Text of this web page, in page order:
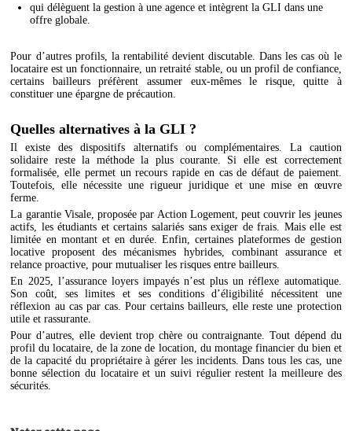
qui délèguent la gestion à une agence et intègrent la GLI dans une
offre globale.
Pour d’autres profils, la rentabilité devient discutable. Dans les cas où le
locataire est un fonctionnaire, un retraité stable, ou un profil de confiance,
certains bailleurs préfèrent assumer eux-mêmes le risque, quitte à
constituer une épargne de précaution.
Quelles alternatives à la GLI ?
Il existe des dispositifs alternatifs ou complémentaires. La caution
solidaire reste la méthode la plus courante. Si elle est correctement
formalisée, elle permet un recours rapide en cas de défaut de paiement.
Toutefois, elle nécessite une rigueur juridique et une mise en œuvre
ferme.
La garantie Visale, proposée par Action Logement, peut couvrir les jeunes
actifs, les étudiants et certains salariés sans exiger de frais. Mais elle est
limitée en montant et en durée. Enfin, certaines plateformes de gestion
locative proposent des mécanismes hybrides, combinant assurance et
relance proactive, pour mutualiser les risques entre bailleurs.
En 2025, l’assurance loyers impayés n’est plus un réflexe automatique.
Son coût, ses limites et ses conditions d’éligibilité nécessitent une
réflexion au cas par cas. Pour certains bailleurs, elle reste une protection
utile et rassurante.
Pour d’autres, elle devient trop chère ou contraignante. Tout dépend du
profil du locataire, de la zone de location, du montage financier du bien et
de la capacité du propriétaire à gérer les incidents. Dans tous les cas, une
bonne sélection du locataire et un suivi régulier restent la meilleure des
sécurités.